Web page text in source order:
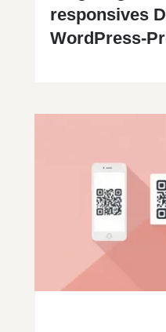
responsives
WordPress-